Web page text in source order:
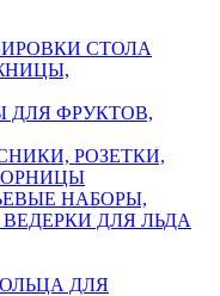
СТОЛА
ДЛЯ ФРУКТОВ,
РОЗЕТКИ,
НАБОРЫ,
ДЛЯ ЛЬДА
ДЛЯ